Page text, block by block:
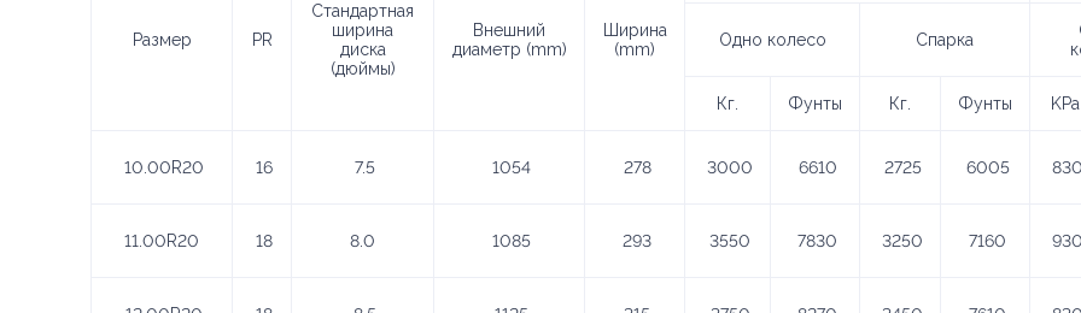
Размер PR
Стандартная
ширина
диска
(дюймы)
Внешний
диаметр (mm)
Ширина
(mm)
Одно колесо Спарка
Кг. Фунты Кг. Фунты KPa
10.00R20 16 7.5 1054 278 3000 6610 2725 6005
11.00R20 18 8.0 1085 293 3550 7830 3250 7160